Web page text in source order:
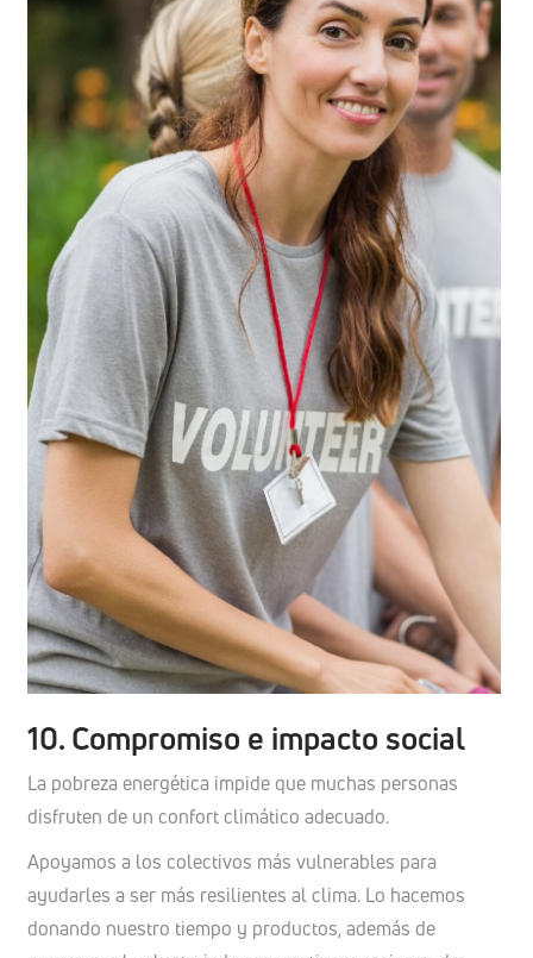
10. Compromiso e impacto social
La pobreza energética impide que muchas personas
disfruten de un confort climático adecuado.
Apoyamos a los colectivos más vulnerables para
ayudarles a ser más resilientes al clima. Lo hacemos
donando nuestro tiempo y productos, además de